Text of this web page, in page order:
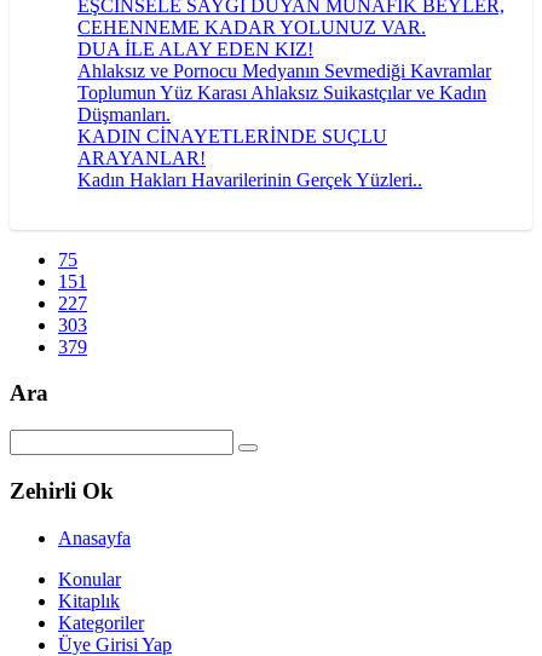
EŞCİNSELE SAYGI DUYAN MÜNAFIK BEYLER,
CEHENNEME KADAR YOLUNUZ VAR.
DUA İLE ALAY EDEN KIZ!
Ahlaksız ve Pornocu Medyanın Sevmediği Kavramlar
Toplumun Yüz Karası Ahlaksız Suikastçılar ve Kadın
Düşmanları.
KADIN CİNAYETLERİNDE SUÇLU
ARAYANLAR!
Kadın Hakları Havarilerinin Gerçek Yüzleri..
75
151
227
303
379
Ara
Zehirli Ok
Anasayfa
Konular
Kitaplık
Kategoriler
Üye Girisi Yap